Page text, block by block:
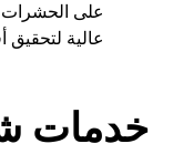
على الحشرات
عالية لتحقيق
خدمات